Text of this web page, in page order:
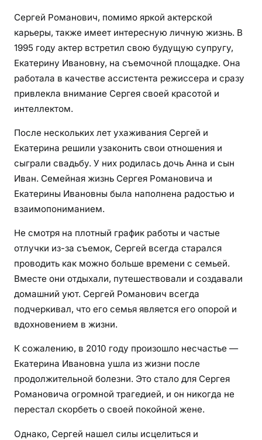
Сергей Романович, помимо яркой актерской
карьеры, также имеет интересную личную жизнь. В
1995 году актер встретил свою будущую супругу,
Екатерину Ивановну, на съемочной площадке. Она
работала в качестве ассистента режиссера и сразу
привлекла внимание Сергея своей красотой и
интеллектом.
После нескольких лет ухаживания Сергей и
Екатерина решили узаконить свои отношения и
сыграли свадьбу. У них родилась дочь Анна и сын
Иван. Семейная жизнь Сергея Романовича и
Екатерины Ивановны была наполнена радостью и
взаимопониманием.
Не смотря на плотный график работы и частые
отлучки из-за съемок, Сергей всегда старался
проводить как можно больше времени с семьей.
Вместе они отдыхали, путешествовали и создавали
домашний уют. Сергей Романович всегда
подчеркивал, что его семья является его опорой и
вдохновением в жизни.
К сожалению, в 2010 году произошло несчастье —
Екатерина Ивановна ушла из жизни после
продолжительной болезни. Это стало для Сергея
Романовича огромной трагедией, и он никогда не
перестал скорбеть о своей покойной жене.
Однако, Сергей нашел силы исцелиться и